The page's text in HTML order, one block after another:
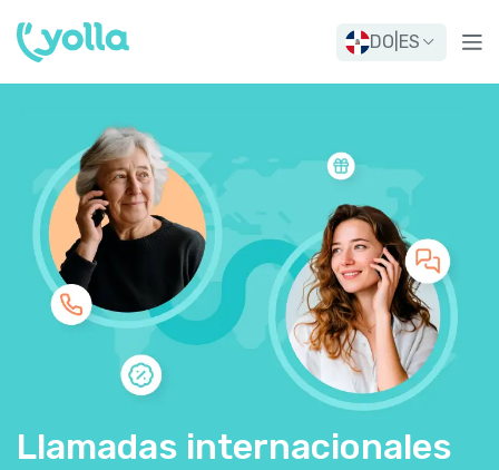
DO ES
Llamadas internacionales